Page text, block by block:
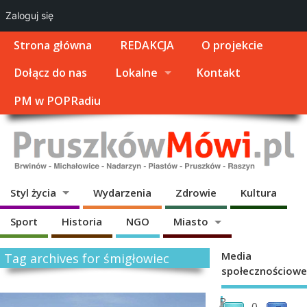
Strona główna REDAKCJA
O projekcie
Dołącz do nas
Lokalne
Kontakt
PM w POPRadiu
Styl życia Wydarzenia Zdrowie Kultura
Sport Historia NGO Miasto
Tag archives for śmigłowiec
L
P
Media
społecznościowe
Zaloguj się